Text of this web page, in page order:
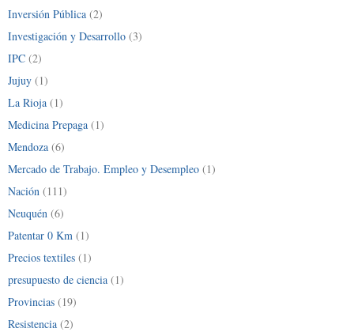
Inversión Pública (2)
Investigación y Desarrollo (3)
IPC (2)
Jujuy (1)
La Rioja (1)
Medicina Prepaga (1)
Mendoza (6)
Mercado de Trabajo. Empleo y Desempleo (1)
Nación (111)
Neuquén (6)
Patentar 0 Km (1)
Precios textiles (1)
presupuesto de ciencia (1)
Provincias (19)
Resistencia (2)